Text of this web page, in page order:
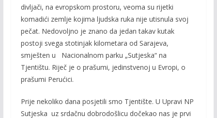
divljači, na evropskom prostoru, veoma su rijetki
komadići zemlje kojima ljudska ruka nije utisnula svoj
pečat. Nedovoljno je znano da jedan takav kutak
postoji svega stotinjak kilometara od Sarajeva,
smješten u Nacionalnom parku „Sutjeska“ na
Tjentištu. Riječ je o prašumi, jedinstvenoj u Evropi, o
prašumi Perućici.
Prije nekoliko dana posjetili smo Tjentište. U Upravi NP
Sutjeska uz srdačnu dobrodošlicu dočekao nas je prvi